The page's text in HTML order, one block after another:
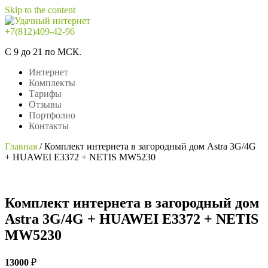
Skip to the content
+7(812)409-42-96
С 9 до 21 по МСК.
Интернет
Комплекты
Тарифы
Отзывы
Портфолио
Контакты
Главная / Комплект интернета в загородный дом Astra 3G/4G
+ HUAWEI E3372 + NETIS MW5230
Комплект интернета в загородный дом
Astra 3G/4G + HUAWEI E3372 + NETIS
MW5230
13000 ₽